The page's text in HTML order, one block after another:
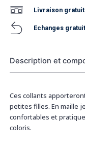
Livraison
Echanges
Description et
Ces collants
petites filles. En maille
confortables et
coloris.